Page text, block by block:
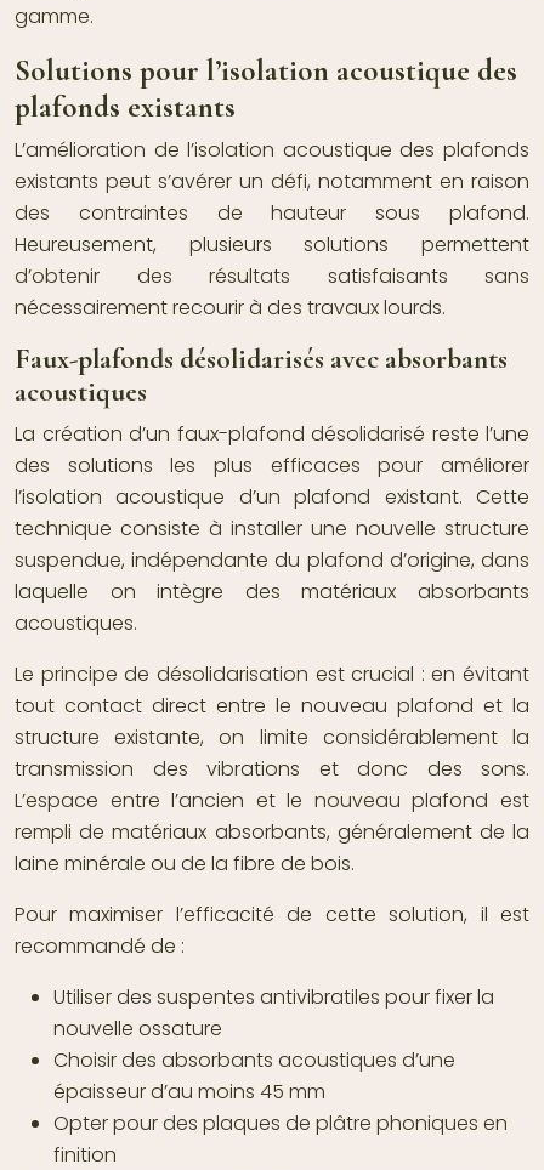
gamme.
Solutions pour l’isolation acoustique des
plafonds existants
L’amélioration de l’isolation acoustique des plafonds
existants peut s’avérer un défi, notamment en raison
des contraintes de hauteur sous plafond.
Heureusement, plusieurs solutions permettent
d’obtenir des résultats satisfaisants sans
nécessairement recourir à des travaux lourds.
Faux-plafonds désolidarisés avec absorbants
acoustiques
La création d’un faux-plafond désolidarisé reste l’une
des solutions les plus efficaces pour améliorer
l’isolation acoustique d’un plafond existant. Cette
technique consiste à installer une nouvelle structure
suspendue, indépendante du plafond d’origine, dans
laquelle on intègre des matériaux absorbants
acoustiques.
Le principe de désolidarisation est crucial : en évitant
tout contact direct entre le nouveau plafond et la
structure existante, on limite considérablement la
transmission des vibrations et donc des sons.
L’espace entre l’ancien et le nouveau plafond est
rempli de matériaux absorbants, généralement de la
laine minérale ou de la fibre de bois.
Pour maximiser l’efficacité de cette solution, il est
recommandé de :
Utiliser des suspentes antivibratiles pour fixer la
nouvelle ossature
Choisir des absorbants acoustiques d’une
épaisseur d’au moins 45 mm
Opter pour des plaques de plâtre phoniques en
finition